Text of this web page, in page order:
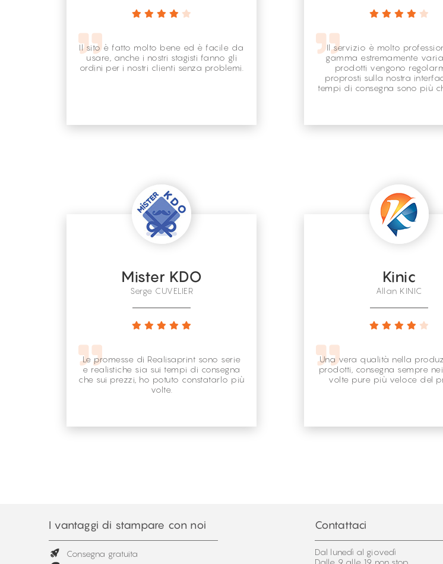
Il sito è fatto molto bene ed è facile da
usare, anche i nostri stagisti fanno gli
ordini per i nostri clienti senza problemi.
Il servizio è molto
gamma estremamente
prodotti vengono
proprosti sulla nostra
tempi di consegna sono più
Mister KDO
Serge CUVELIER
Le promesse di Realisaprint sono serie
e realistiche sia sui tempi di consegna
che sui prezzi, ho potuto constatarlo più
volte.
Kinic
Allan KINIC
Una vera qualità nella
prodotti, consegna sempre
volte pure più veloce del
I vantaggi di stampare con noi
Consegna gratuita
Contattaci
Dal lunedì al giovedì
Dalle 9 alle 19 non stop